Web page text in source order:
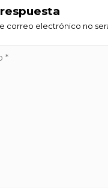
correo electrónico no